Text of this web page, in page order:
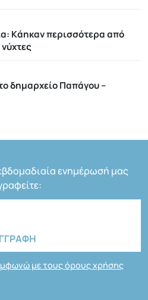
Kάηκαν περισσότερα από
δημαρχείο Παπάγου –
ενημέρωσή μας
με τους όρους χρήσης